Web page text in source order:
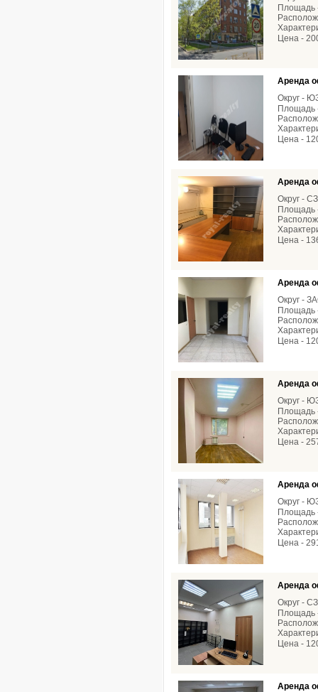
Площадь
Цена -
Аренда
Округ -
Площадь
Цена -
Аренда
Округ -
Площадь
Цена -
Аренда
Округ -
Площадь
Цена -
Аренда
Округ -
Площадь
Цена -
Аренда
Округ -
Площадь
Цена -
Аренда
Округ -
Площадь
Цена -
Аренда